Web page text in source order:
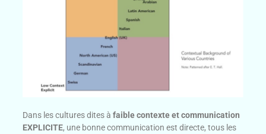
Dans les cultures dites àfaible contexte et communication
EXPLICITE, une bonne communication est directe, tous les